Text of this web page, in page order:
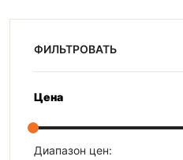
ФИЛЬТРОВАТЬ
Цена
Диапазон цен: